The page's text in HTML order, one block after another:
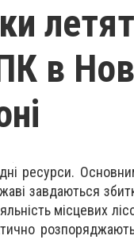
в
ресурси.
завдаються
місцевих